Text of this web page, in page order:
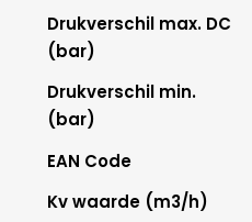
Drukverschil max. DC
(bar)
Drukverschil min.
(bar)
EAN Code
Kv waarde (m3/h)